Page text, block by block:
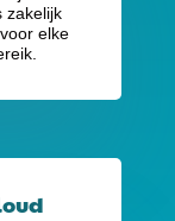
zakelijk
elke